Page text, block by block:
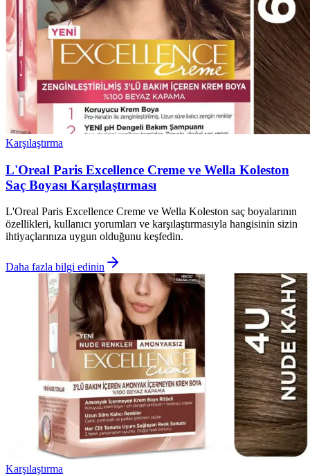
Karşılaştırma
L'Oreal Paris Excellence Creme ve Wella Koleston
Saç Boyası Karşılaştırması
L'Oreal Paris Excellence Creme ve Wella Koleston saç boyalarının
özellikleri, kullanıcı yorumları ve karşılaştırmasıyla hangisinin sizin
ihtiyaçlarınıza uygun olduğunu keşfedin.
Daha fazla bilgi edinin
Karşılaştırma